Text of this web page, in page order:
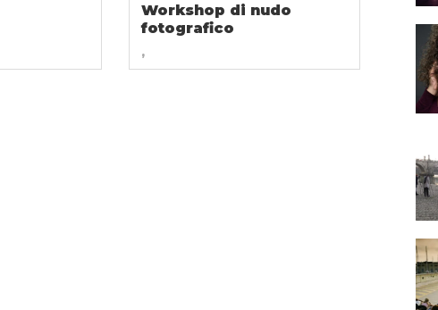
Workshop di nudo
fotografico
,